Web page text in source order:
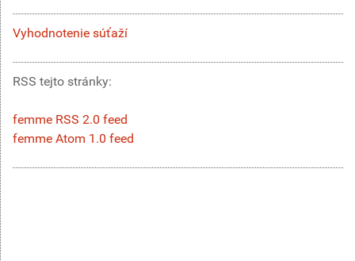
Vyhodnotenie súťaží
RSS tejto stránky:
femme RSS 2.0 feed
femme Atom 1.0 feed